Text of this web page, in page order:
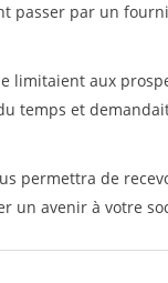
passer par un
limitaient aux
temps et
permettra de
un avenir à votre